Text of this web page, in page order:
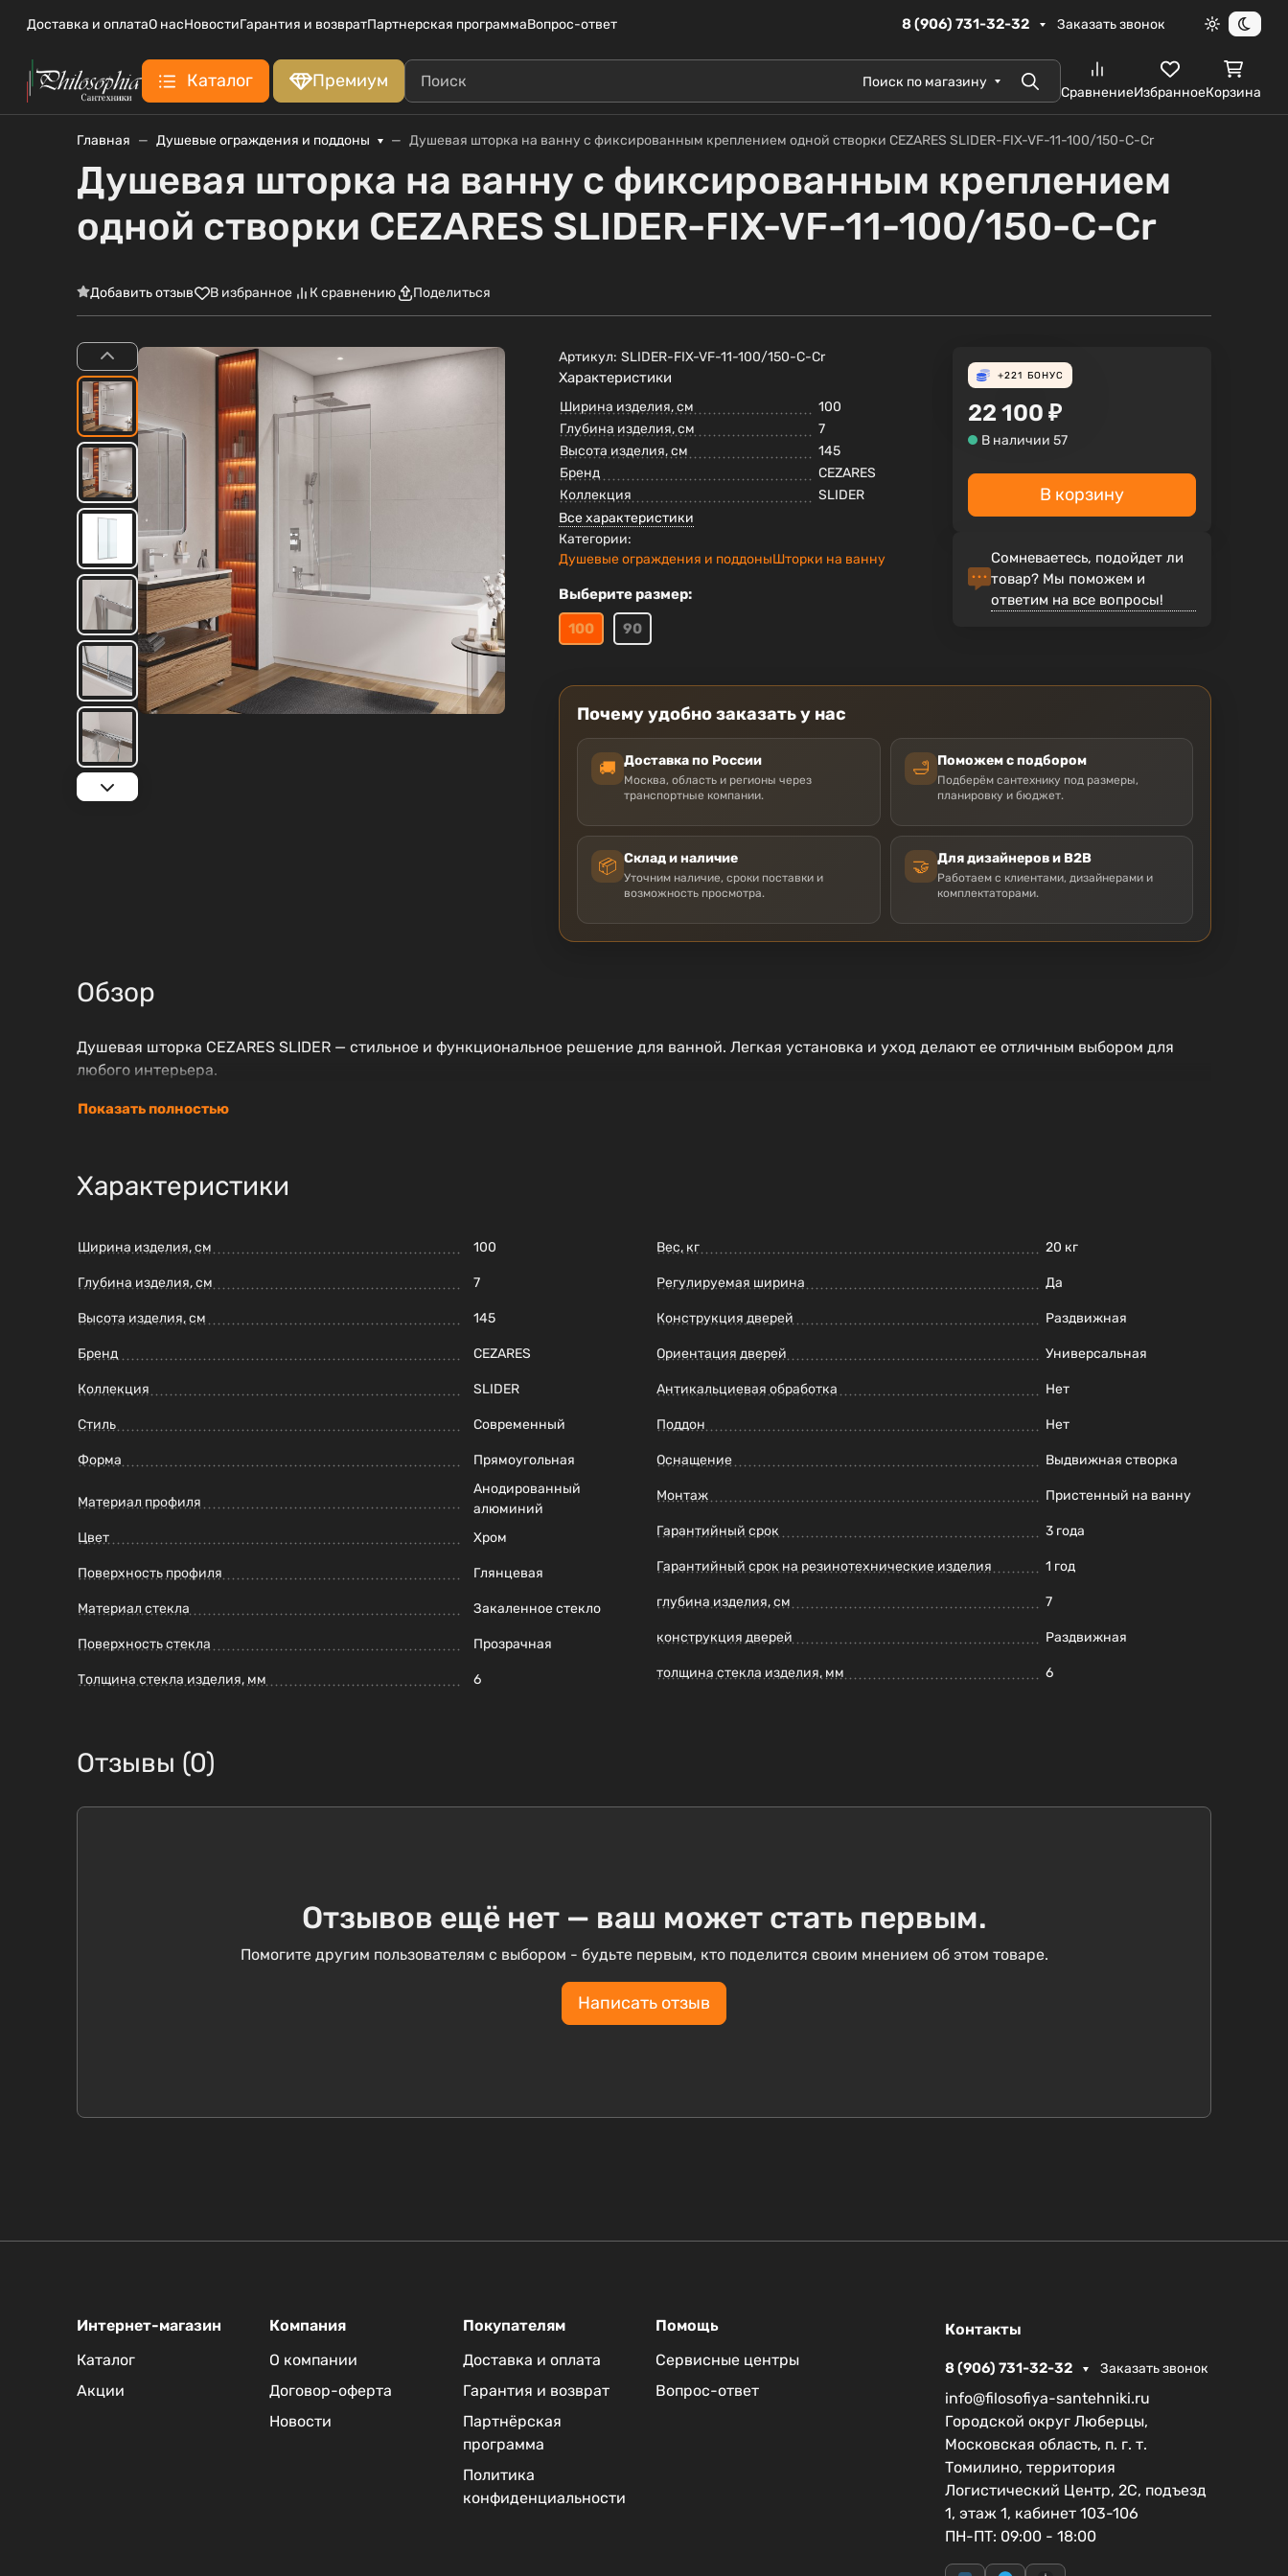
Доставка и оплатаО насНовостиГарантия и возвратПартнерская программаВопрос-ответ 8 (906) 731-32-32 Заказать звонок
Светлая
Каталог Премиум Поиск по магазину ПоискСравнениеИзбранноеКорзина
Главная Душевые ограждения и поддоны Душевая шторка на ванну с фиксированным креплением одной створки CEZARES SLIDER-FIX-VF-11-100/150-C-Cr
Душевая шторка на ванну с фиксированным креплением
одной створки CEZARES SLIDER-FIX-VF-11-100/150-C-Cr
Добавить отзыв В избранное К сравнению Поделиться
Артикул: SLIDER-FIX-VF-11-100/150-C-Cr
Характеристики
Ширина изделия, см
100
Глубина изделия, см
7
Высота изделия, см
145
Бренд
CEZARES
Коллекция
SLIDER
Все характеристики
Категории:
Душевые ограждения и поддоныШторки на ванну
Выберите размер:
100
90
+221 БОНУС
22 100 ₽
В наличии 57
В корзину
Сомневаетесь, подойдет ли
товар? Мы поможем и
ответим на все вопросы!
Почему удобно заказать у нас
🚚 Доставка по России
Москва, область и регионы через
транспортные компании.
🛁 Поможем с подбором
Подберём сантехнику под размеры,
планировку и бюджет.
📦 Склад и наличие
Уточним наличие, сроки поставки и
возможность просмотра.
🤝 Для дизайнеров и B2B
Работаем с клиентами, дизайнерами и
комплектаторами.
Обзор
Душевая шторка CEZARES SLIDER — стильное и функциональное решение для ванной. Легкая установка и уход делают ее отличным выбором для
любого интерьера.
Показать полностью
Характеристики
Ширина изделия, см 100
Глубина изделия, см 7
Высота изделия, см 145
Бренд CEZARES
Коллекция SLIDER
Стиль Современный
Форма Прямоугольная
Материал профиля
Анодированный
алюминий
Цвет
Хром
Поверхность профиля Глянцевая
Материал стекла Закаленное стекло
Поверхность стекла Прозрачная
Толщина стекла изделия, мм 6
Вес, кг 20 кг
Регулируемая ширина Да
Конструкция дверей Раздвижная
Ориентация дверей Универсальная
Антикальциевая обработка Нет
Поддон Нет
Оснащение Выдвижная створка
Монтаж Пристенный на ванну
Гарантийный срок 3 года
Гарантийный срок на резинотехнические изделия 1 год
глубина изделия, см 7
конструкция дверей Раздвижная
толщина стекла изделия, мм 6
Отзывы (0)
Отзывов ещё нет — ваш может стать первым.
Помогите другим пользователям с выбором - будьте первым, кто поделится своим мнением об этом товаре.
Написать отзыв
Интернет-магазин
Каталог
Акции
Компания
О компании
Договор-оферта
Новости
Покупателям
Доставка и оплата
Гарантия и возврат
Партнёрская
программа
Политика
конфиденциальности
Помощь
Сервисные центры
Вопрос-ответ
Контакты
8 (906) 731-32-32 Заказать звонок
info@filosofiya-santehniki.ru
Городской округ Люберцы,
Московская область, п. г. т.
Томилино, территория
Логистический Центр, 2С, подъезд
1, этаж 1, кабинет 103-106
ПН-ПТ: 09:00 - 18:00